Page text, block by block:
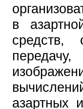
в
средств,
азартных